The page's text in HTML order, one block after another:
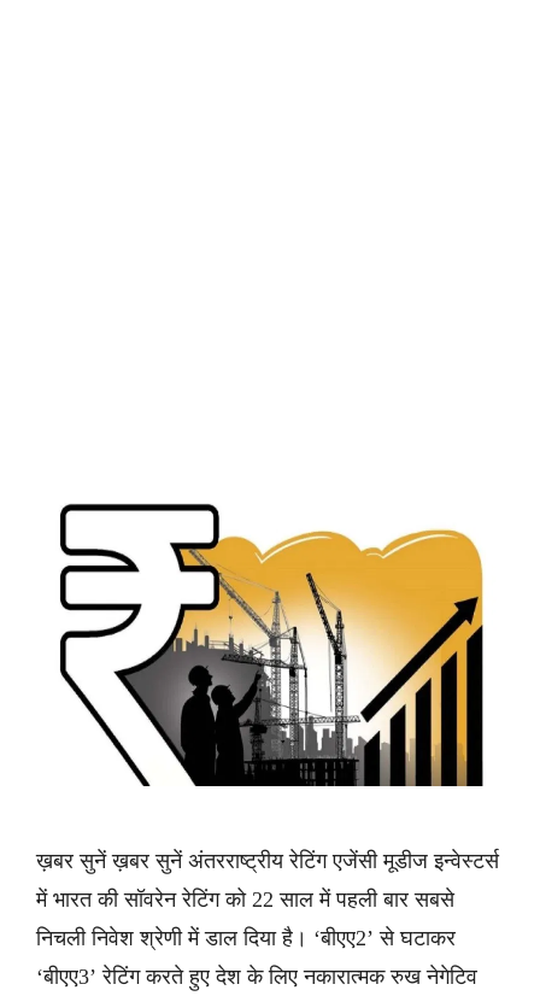
ख़बर सुनें ख़बर सुनें अंतरराष्ट्रीय रेटिंग एजेंसी मूडीज इन्वेस्टर्स
में भारत की सॉवरेन रेटिंग को 22 साल में पहली बार सबसे
निचली निवेश श्रेणी में डाल दिया है। ‘बीएए2’ से घटाकर
‘बीएए3’ रेटिंग करते हुए देश के लिए नकारात्मक रुख नेगेटिव